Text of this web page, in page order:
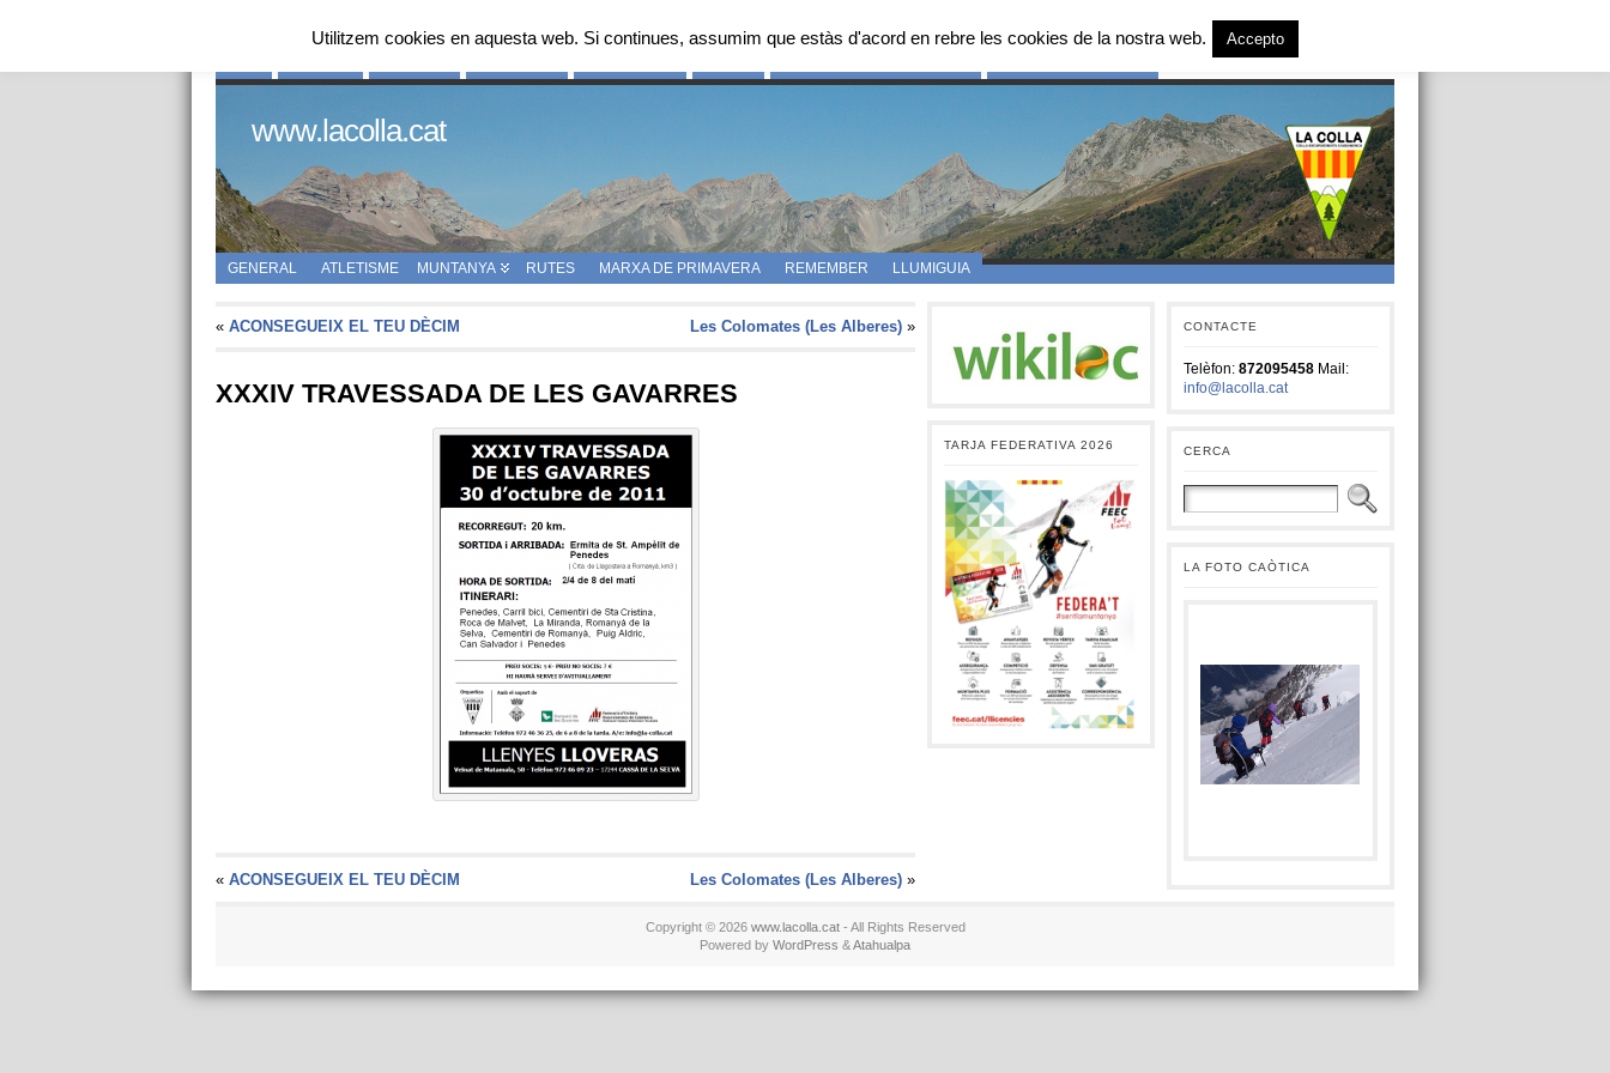
www.lacolla.cat
GENERAL ATLETISME MUNTANYA RUTES MARXA DE PRIMAVERA REMEMBER LLUMIGUIA
« ACONSEGUEIX EL TEU DÈCIM Les Colomates (Les Alberes) »
XXXIV TRAVESSADA DE LES GAVARRES
« ACONSEGUEIX EL TEU DÈCIM Les Colomates (Les Alberes) »
TARJA FEDERATIVA 2026
CONTACTE
Telèfon: 872095458 Mail:
info@lacolla.cat
CERCA
LA FOTO CAÒTICA
Copyright © 2026 www.lacolla.cat- All Rights Reserved
Powered by WordPress &Atahualpa
Utilitzem cookies en aquesta web. Si continues, assumim que estàs d'acord en rebre les cookies de la nostra web. Accepto